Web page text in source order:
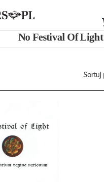
No Festival Of Light